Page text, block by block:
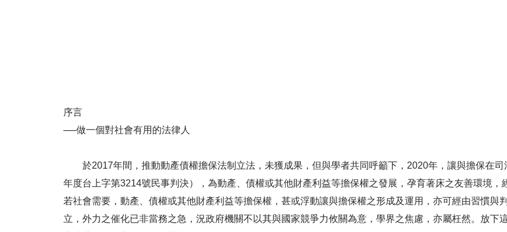
序言
──做一個對社會有用的法律人
於2017年間，推動動產債權擔保法制立法，未獲成果，但與學者共同呼籲下，2020年，讓與擔保在司
年度台上字第3214號民事判決），為動產、債權或其他財產利益等擔保權之發展，孕育著床之友善環境，
若社會需要，動產、債權或其他財產利益等擔保權，甚或浮動讓與擔保權之形成及運用，亦可經由習慣與
立，外力之催化已非當務之急，況政府機關不以其與國家競爭力攸關為意，學界之焦慮，亦屬枉然。放下